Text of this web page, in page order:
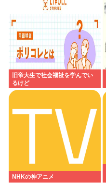
るも壮絶な返り討ちにあう
旧帝大生で社会福祉を学んでい
るけど
NHKの神アニメ